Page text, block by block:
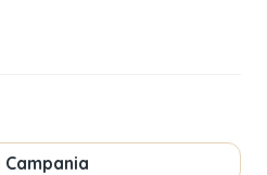
Campania